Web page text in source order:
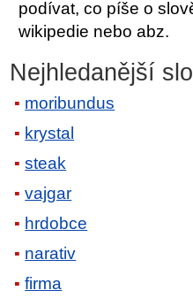
podívat, co píše o
wikipedie nebo abz.
Nejhledanější
moribundus
krystal
steak
vajgar
hrdobce
narativ
firma